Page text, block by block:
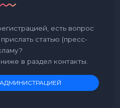
есть вопрос
статью (пресс-
в раздел контакты.